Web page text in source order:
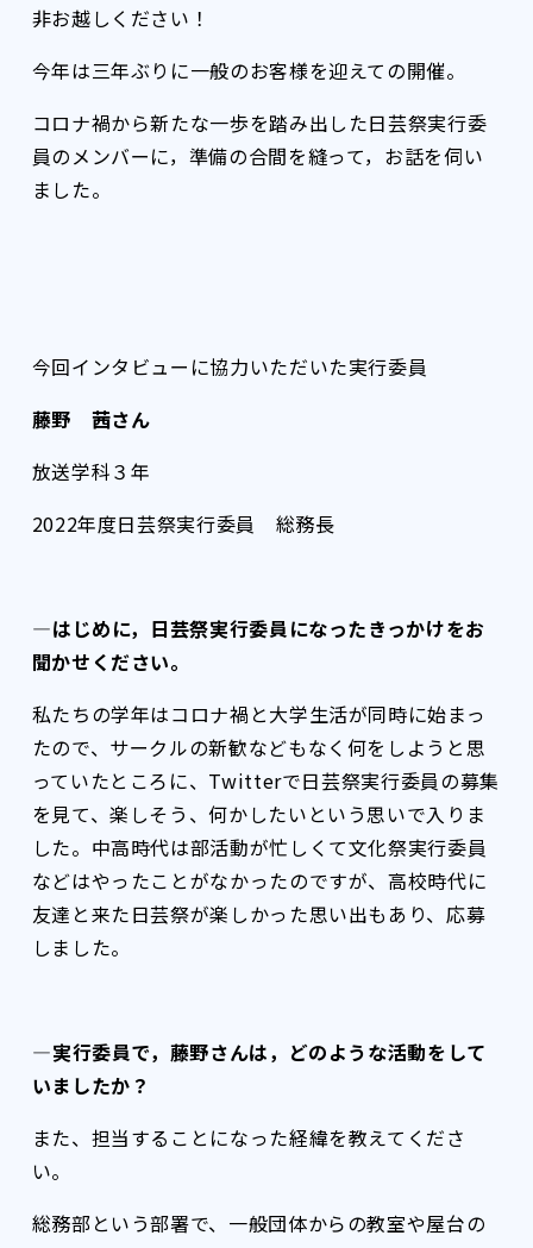
非お越しください！
今年は三年ぶりに一般のお客様を迎えての開催。
コロナ禍から新たな一歩を踏み出した日芸祭実行委
員のメンバーに，準備の合間を縫って，お話を伺い
ました。
今回インタビューに協力いただいた実行委員
藤野 茜さん
放送学科３年
2022年度日芸祭実行委員 総務長
――――はじめに，日芸祭実行委員になったきっかけをお
聞かせください。
私たちの学年はコロナ禍と大学生活が同時に始まっ
たので、サークルの新歓などもなく何をしようと思
っていたところに、Twitterで日芸祭実行委員の募集
を見て、楽しそう、何かしたいという思いで入りま
した。中高時代は部活動が忙しくて文化祭実行委員
などはやったことがなかったのですが、高校時代に
友達と来た日芸祭が楽しかった思い出もあり、応募
しました。
――――実行委員で，藤野さんは，どのような活動をして
いましたか？
また、担当することになった経緯を教えてくださ
い。
総務部という部署で、一般団体からの教室や屋台の